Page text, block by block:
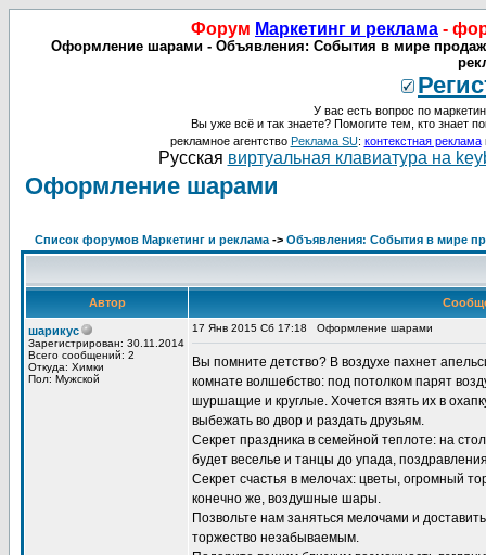
Форум Маркетинг и реклама -
Оформление шарами - Объявления: События в мире
У вас есть вопрос по
Вы уже всё и так знаете? Помогите тем, кто знает
рекламное агентство Реклама SU: контекстная реклама
Русская виртуальная клавиатура на
Оформление шарами
Список форумов Маркетинг и реклама -> Объявления: События в мире
Автор
шарикус
Зарегистрирован: 30.11.2014
Всего сообщений: 2
Откуда: Химки
Пол: Мужской
17 Янв 2015 Сб 17:18 Оформление шарами
Вы помните детство? В воздухе пахнет
комнате волшебство: под потолком парят
шуршащие и круглые. Хочется взять их в
выбежать во двор и раздать друзьям.
Секрет праздника в семейной теплоте: на
будет веселье и танцы до упада,
Секрет счастья в мелочах: цветы, огромный
конечно же, воздушные шары.
Позвольте нам заняться мелочами и
торжество незабываемым.